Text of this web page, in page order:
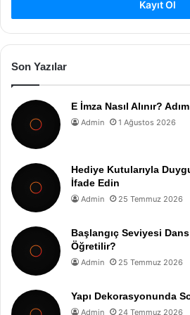
Kayıt Ol
Son Yazılar
E İmza Nasıl Alınır?
Admin 1 Ağustos 2026
Hediye Kutularıyla
İfade Edin
Admin 25 Temmuz 2026
Başlangıç Seviyesi
Öğretilir?
Admin 25 Temmuz 2026
Yapı Dekorasyonunda
Admin 24 Temmuz 2026